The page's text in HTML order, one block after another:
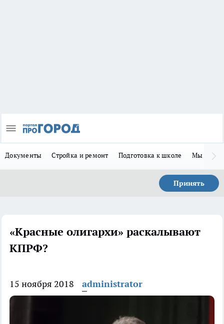
Документы Стройка и ремонт Подготовка к школе Мы в MAX
Принять
«Красные олигархи» раскалывают
КПРФ?
15 ноября 2018 administrator